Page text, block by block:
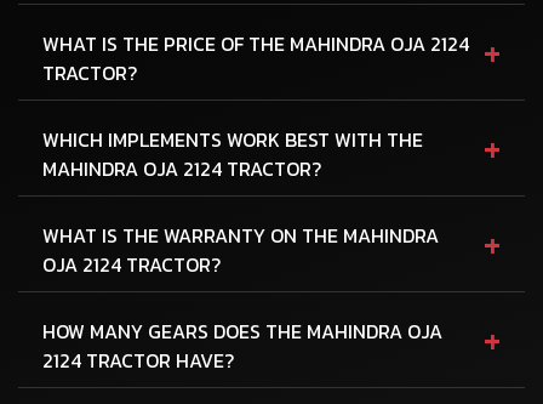
WHAT IS THE PRICE OF THE MAHINDRA OJA 2124
TRACTOR?
+
WHICH IMPLEMENTS WORK BEST WITH THE
MAHINDRA OJA 2124 TRACTOR?
+
WHAT IS THE WARRANTY ON THE MAHINDRA
OJA 2124 TRACTOR?
+
HOW MANY GEARS DOES THE MAHINDRA OJA
2124 TRACTOR HAVE?
+